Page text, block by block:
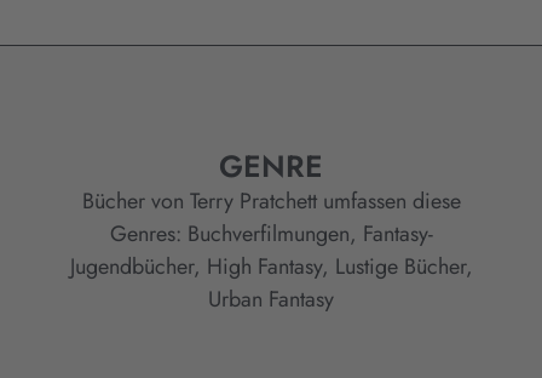
GENRE
Bücher von Terry Pratchett umfassen diese
Genres: Buchverfilmungen, Fantasy-
Jugendbücher, High Fantasy, Lustige Bücher,
Urban Fantasy